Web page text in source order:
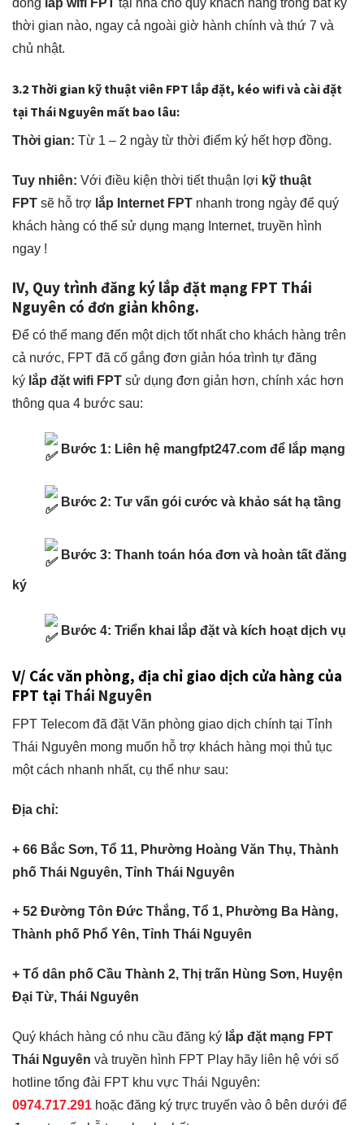
đồng lắp wifi FPT tại nhà cho quý khách hàng trong bất kỳ
thời gian nào, ngay cả ngoài giờ hành chính và thứ 7 và
chủ nhật.
3.2 Thời gian kỹ thuật viên FPT lắp đặt, kéo wifi và cài đặt
tại Thái Nguyên mất bao lâu:
Thời gian: Từ 1 – 2 ngày từ thời điểm ký hết hợp đồng.
Tuy nhiên: Với điều kiện thời tiết thuận lợi kỹ thuật
FPT sẽ hỗ trợ lắp Internet FPT nhanh trong ngày để quý
khách hàng có thể sử dụng mạng Internet, truyền hình
ngay !
IV, Quy trình đăng ký lắp đặt mạng FPT Thái
Nguyên có đơn giản không.
Để có thể mang đến một dịch tốt nhất cho khách hàng trên
cả nước, FPT đã cố gắng đơn giản hóa trình tự đăng
ký lắp đặt wifi FPT sử dụng đơn giản hơn, chính xác hơn
thông qua 4 bước sau:
Bước 1: Liên hệ mangfpt247.com để lắp mạng
Bước 2: Tư vấn gói cước và khảo sát hạ tầng
Bước 3: Thanh toán hóa đơn và hoàn tất đăng
ký
Bước 4: Triển khai lắp đặt và kích hoạt dịch vụ
V/ Các văn phòng, địa chỉ giao dịch cửa hàng của
FPT tại Thái Nguyên
FPT Telecom đã đặt Văn phòng giao dịch chính tại Tỉnh
Thái Nguyên mong muốn hỗ trợ khách hàng mọi thủ tục
một cách nhanh nhất, cụ thể như sau:
Địa chỉ:
+ 66 Bắc Sơn, Tổ 11, Phường Hoàng Văn Thụ, Thành
phố Thái Nguyên, Tỉnh Thái Nguyên
+ 52 Đường Tôn Đức Thắng, Tổ 1, Phường Ba Hàng,
Thành phố Phổ Yên, Tỉnh Thái Nguyên
+ Tổ dân phố Cầu Thành 2, Thị trấn Hùng Sơn, Huyện
Đại Từ, Thái Nguyên
Quý khách hàng có nhu cầu đăng ký lắp đặt mạng FPT
Thái Nguyên và truyền hình FPT Play hãy liên hệ với số
hotline tổng đài FPT khu vực Thái Nguyên:
0974.717.291 hoặc đăng ký trực truyến vào ô bên dưới để